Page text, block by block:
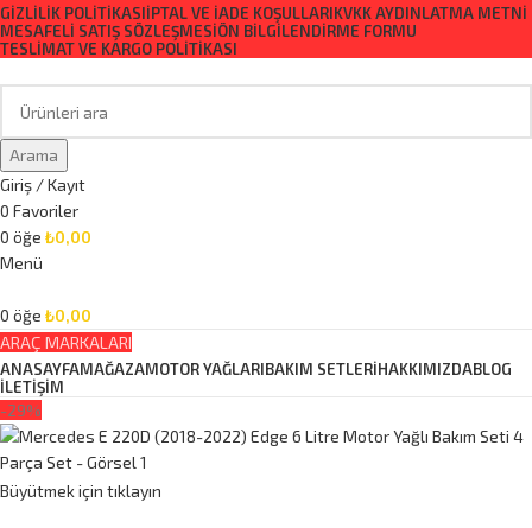
GIZLILIK POLITIKASIİPTAL VE İADE KOŞULLARIKVKK AYDINLATMA METNI
MESAFELI SATIŞ SÖZLEŞMESIÖN BILGILENDIRME FORMU
TESLIMAT VE KARGO POLITIKASI
Arama
Giriş / Kayıt
0 Favoriler
0 öğe ₺0,00
Menü
0 öğe ₺0,00
ARAÇ MARKALARI
ANASAYFAMAĞAZAMOTOR YAĞLARIBAKIM SETLERİHAKKIMIZDABLOG
İLETİŞİM
-29%
Büyütmek için tıklayın